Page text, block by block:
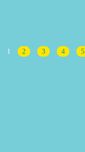
1 2 3 4 5